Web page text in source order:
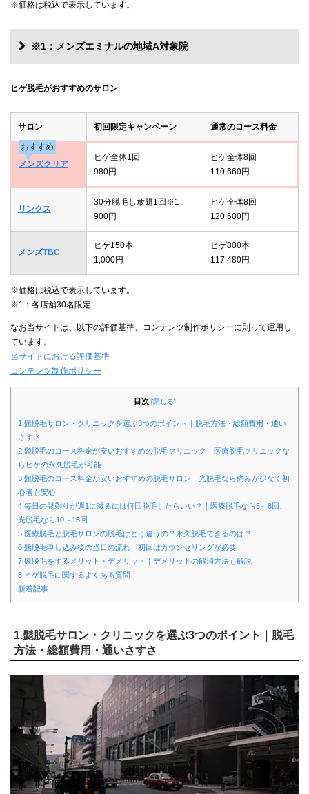
※価格は税込で表示しています。
※1：メンズエミナルの地域A対象院
ヒゲ脱毛がおすすめのサロン
サロン 初回限定キャンペーン 通常のコース料金
おすすめ
メンズクリア
ヒゲ全体1回
980円
ヒゲ全体8回
110,660円
リンクス
30分脱毛し放題1回※1
900円
ヒゲ全体8回
120,600円
メンズTBC
ヒゲ150本
1,000円
ヒゲ800本
117,480円
※価格は税込で表示しています。
※1：各店舗30名限定
なお当サイトは、以下の評価基準、コンテンツ制作ポリシーに則って運用し
ています。
当サイトにおける評価基準
コンテンツ制作ポリシー
目次 [閉じる]
1.髭脱毛サロン・クリニックを選ぶ3つのポイント｜脱毛方法・総額費用・通い
さすさ
2.髭脱毛のコース料金が安いおすすめの脱毛クリニック｜医療脱毛クリニックな
らヒゲの永久脱毛が可能
3.髭脱毛のコース料金が安いおすすめの脱毛サロン｜光脱毛なら痛みが少なく初
心者も安心
4.毎日の髭剃りが週1に減るには何回脱毛したらいい？｜医療脱毛なら5～8回、
光脱毛なら10～15回
5.医療脱毛と脱毛サロンの脱毛はどう違うの？永久脱毛できるのは？
6.髭脱毛申し込み後の当日の流れ｜初回はカウンセリングが必要
7.髭脱毛をするメリット・デメリット｜デメリットの解消方法も解説
8.ヒゲ脱毛に関するよくある質問
新着記事
1.髭脱毛サロン・クリニックを選ぶ3つのポイント｜脱毛
方法・総額費用・通いさすさ